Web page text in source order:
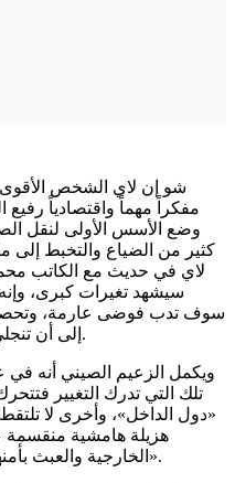
شو إن لاي الشخص
مفكراً مهماً واقتصادياً رفيع
وضع الأسس الأولى لنقل
كثير من الضياع والتخبط إلى
سيشهد تغيرات كبرى،
سوف تدب فوضى عارمة،
إلى أن تنجلي معالم التغيير وشكل العالم الجديد.
ويكمل الزعيم الصيني أنه في
تلك التي تدرك التغيير
«دول الداخل»، وأخرى لا
هزيلة هامشية منقسمة
الخارجية والعبث بأمنها وخيراتها، وتسمى «الدول الخارجة».